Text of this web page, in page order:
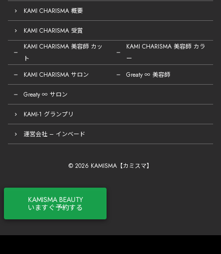
KAMISMA BEAUTY
いますぐ予約する
KAMI CHARISMA 概要
KAMI CHARISMA 受賞
KAMI CHARISMA 美容師 カッ
ト
KAMI CHARISMA 美容師 カラ
ー
KAMI CHARISMA サロン
Greaty ∞ 美容師
Greaty ∞ サロン
KAMI-1 グランプリ
運営会社 – インベード
© 2026 KAMISMA【カミスマ】